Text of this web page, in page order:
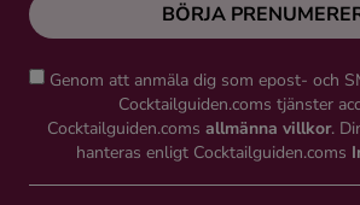
BÖRJA
Genom att anmäla dig som epost- och
Cocktailguiden.coms tjänster
Cocktailguiden.coms allmänna villkor.
hanteras enligt Cocktailguiden.coms